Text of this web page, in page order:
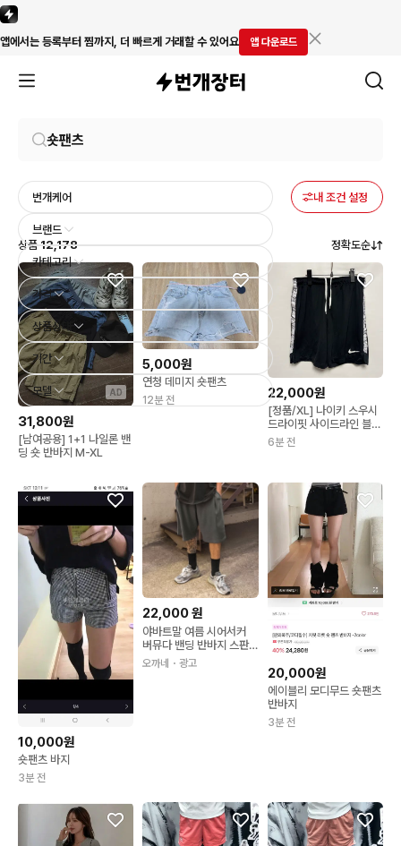
앱에서는 등록부터 찜까지, 더 빠르게 거래할 수 있어요 앱 다운로드
번개케어
브랜드
카테고리
가격
상품상태
기간
모델
내 조건 설정
상품 12,178 정확도순
AD
31,800원
[남여공용] 1+1 나일론 밴
딩 숏 반바지 M-XL
5,000원
연청 데미지 숏팬츠
12분 전 22,000원
[정품/XL] 나이키 스우시
드라이핏 사이드라인 블랙
숏팬츠 반바지
6분 전
10,000원
숏팬츠 바지
3분 전
22,000원
야바트말 여름 시어서커
버뮤다 밴딩 반바지 스판
빅사이즈 XL-6XL
오까네 ・광고
20,000원
에이블리 모디무드 숏팬츠
반바지
3분 전